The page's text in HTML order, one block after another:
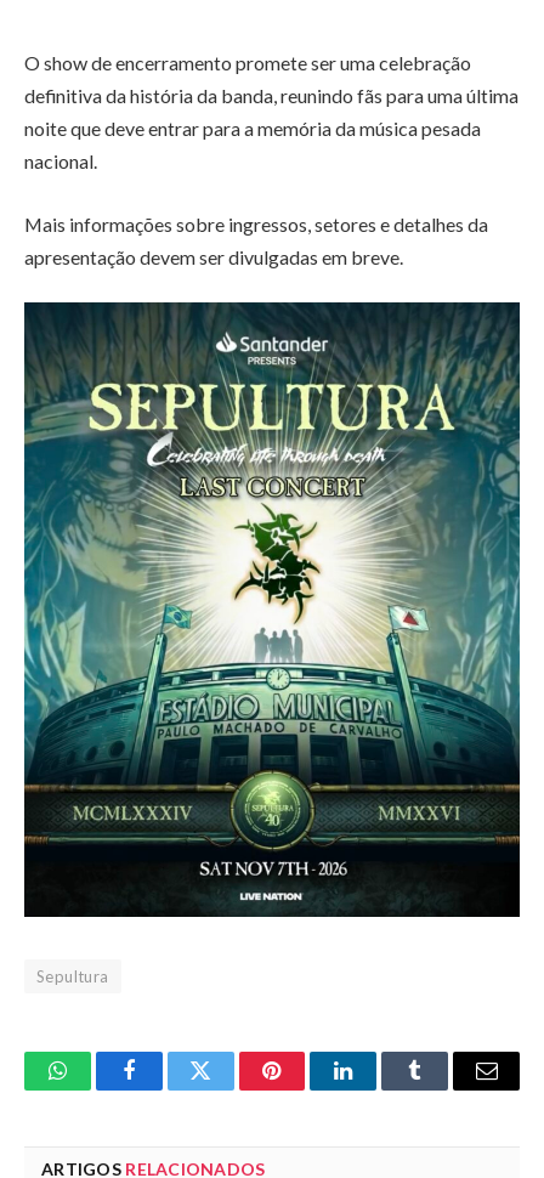
O show de encerramento promete ser uma celebração
definitiva da história da banda, reunindo fãs para uma última
noite que deve entrar para a memória da música pesada
nacional.
Mais informações sobre ingressos, setores e detalhes da
apresentação devem ser divulgadas em breve.
Sepultura
WhatsAppFacebookTwitter PinterestLinkedInTumblr Email
ARTIGOS RELACIONADOS